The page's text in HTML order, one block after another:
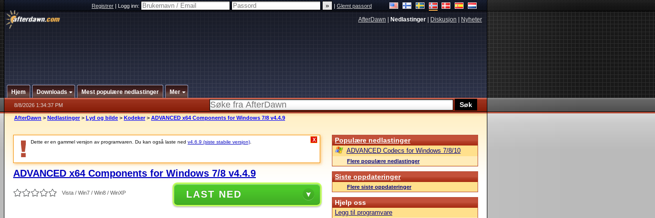
Registrer|Logg inn: |Glemt passord
AfterDawn Nedlastinger Diskusjon Nyheter
Hjem Downloads Mest populære nedlastinger Mer
8/8/2026 1:34:37 PM
AfterDawn > Nedlastinger > Lyd og bilde > Kodeker > ADVANCED x64 Components for Windows 7/8 v4.4.9
Dette er en gammel versjon av programvaren. Du kan også laste ned v4.6.9 (siste stabile versjon) X
ADVANCED x64 Components for Windows 7/8 v4.4.9
Vista / Win7 / Win8 / WinXP LAST NED
Populære nedlastinger
ADVANCED Codecs for Windows 7/8/10
Flere populære nedlastinger
Siste oppdateringer
Flere siste oppdateringer
Hjelp oss
Legg til programvare